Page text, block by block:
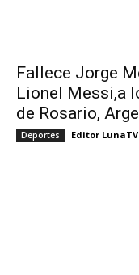
Fallece Jorge
Lionel Messi,a
de Rosario,
Deportes Editor LunaTV